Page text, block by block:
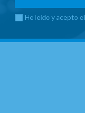
He leído y acepto el